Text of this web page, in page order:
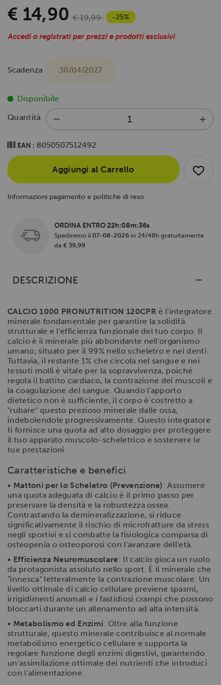
€ 14,90 € 19,99 -25%
Accedi o registrati per prezzi e prodotti esclusivi
Scadenza 30/04/2027
Disponibile
Quantità
EAN : 8050507512492
Aggiungi al Carrello
Informazioni pagamento e politiche di reso
ORDINA ENTRO22h:08m:36s
Spediremo il 07-08-2026 in 24/48h gratuitamente
da € 39,99
DESCRIZIONE
CALCIO 1000 PRONUTRITION 120CPR è l'integratore
minerale fondamentale per garantire la solidità
strutturale e l'efficienza funzionale del tuo corpo. Il
calcio è il minerale più abbondante nell'organismo
umano, situato per il 99% nello scheletro e nei denti.
Tuttavia, il restante 1% che circola nel sangue e nei
tessuti molli è vitale per la sopravvivenza, poiché
regola il battito cardiaco, la contrazione dei muscoli e
la coagulazione del sangue. Quando l'apporto
dietetico non è sufficiente, il corpo è costretto a
"rubare" questo prezioso minerale dalle ossa,
indebolendole progressivamente. Questo integratore
ti fornisce una quota ad alto dosaggio per proteggere
il tuo apparato muscolo-scheletrico e sostenere le
tue prestazioni.
Caratteristiche e benefici
• Mattoni per lo Scheletro (Prevenzione): Assumere
una quota adeguata di calcio è il primo passo per
preservare la densità e la robustezza ossea.
Contrastando la demineralizzazione, si riduce
significativamente il rischio di microfratture da stress
negli sportivi e si combatte la fisiologica comparsa di
osteopenia o osteoporosi con l'avanzare dell'età.
• Efficienza Neuromuscolare: Il calcio gioca un ruolo
da protagonista assoluto nello sport. È il minerale che
"innesca" letteralmente la contrazione muscolare. Un
livello ottimale di calcio cellulare previene spasmi,
irrigidimenti anomali e i fastidiosi crampi che possono
bloccarti durante un allenamento ad alta intensità.
• Metabolismo ed Enzimi: Oltre alla funzione
strutturale, questo minerale contribuisce al normale
metabolismo energetico cellulare e supporta la
regolare funzione degli enzimi digestivi, garantendo
un'assimilazione ottimale dei nutrienti che introduci
con l'alimentazione.